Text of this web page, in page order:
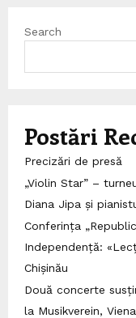
ă
Search
Postări
Precizări de presă
„Violin Star” –
Diana Jipa și
Conferința
Independență:
Chișinău
Două concerte
la Musikverein, Viena